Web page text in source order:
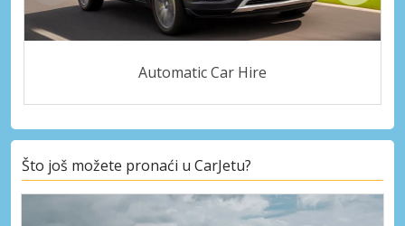
Automatic Car Hire
Što još možete pronaći u CarJetu?